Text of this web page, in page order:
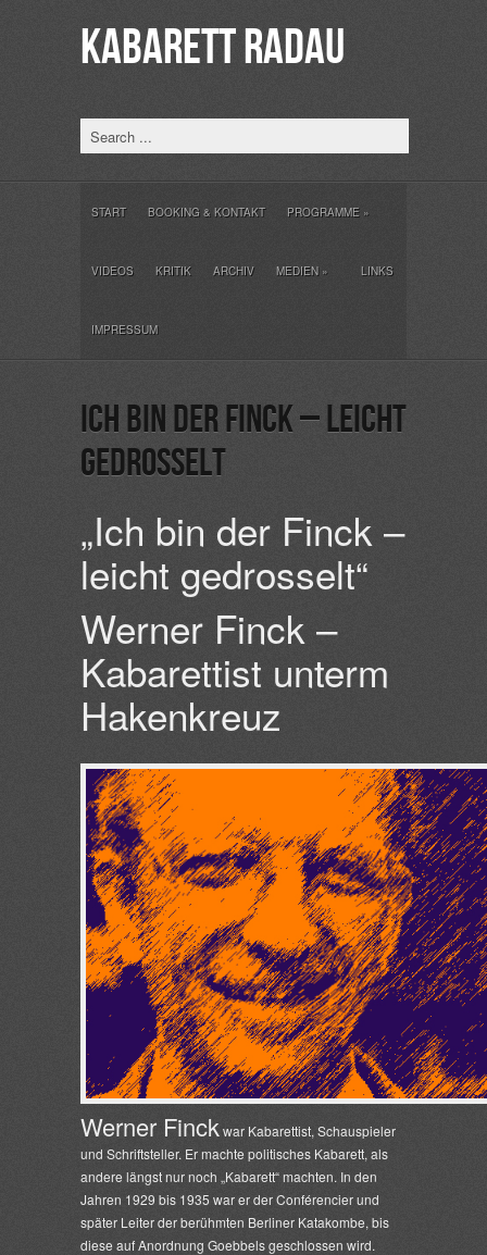
KABARETT RADAU
START BOOKING & KONTAKT PROGRAMME »
VIDEOS KRITIK ARCHIV MEDIEN » LINKS
IMPRESSUM
Ich bin der Finck – leicht
gedrosselt
„Ich bin der Finck –
leicht gedrosselt“
Werner Finck –
Kabarettist unterm
Hakenkreuz
Werner Finckwar Kabarettist, Schauspieler
und Schriftsteller. Er machte politisches Kabarett, als
andere längst nur noch „Kabarett“ machten. In den
Jahren 1929 bis 1935 war er der Conférencier und
später Leiter der berühmten Berliner Katakombe, bis
diese auf Anordnung Goebbels geschlossen wird.